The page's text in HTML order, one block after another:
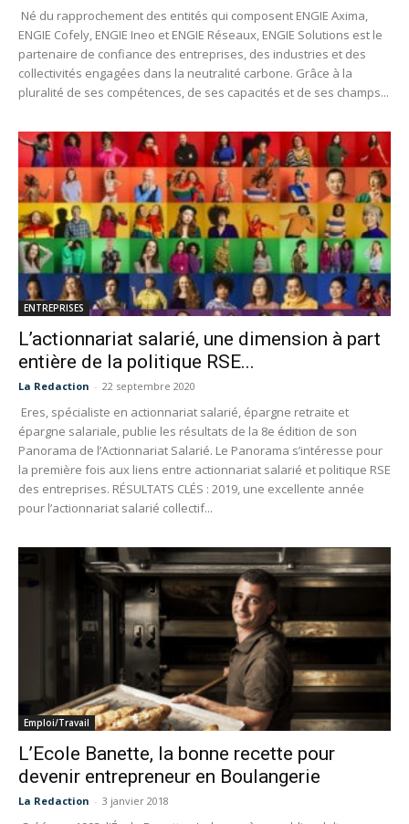
Né du rapprochement des entités qui composent ENGIE Axima,
ENGIE Cofely, ENGIE Ineo et ENGIE Réseaux, ENGIE Solutions est le
partenaire de confiance des entreprises, des industries et des
collectivités engagées dans la neutralité carbone. Grâce à la
pluralité de ses compétences, de ses capacités et de ses champs...
ENTREPRISES
L’actionnariat salarié, une dimension à part
entière de la politique RSE...
La Redaction - 22 septembre 2020
Eres, spécialiste en actionnariat salarié, épargne retraite et
épargne salariale, publie les résultats de la 8e édition de son
Panorama de l’Actionnariat Salarié. Le Panorama s’intéresse pour
la première fois aux liens entre actionnariat salarié et politique RSE
des entreprises. RÉSULTATS CLÉS : 2019, une excellente année
pour l’actionnariat salarié collectif...
Emploi/Travail
L’Ecole Banette, la bonne recette pour
devenir entrepreneur en Boulangerie
La Redaction - 3 janvier 2018